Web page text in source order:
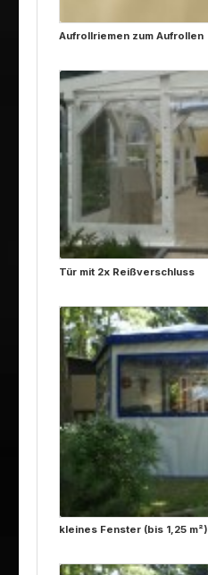
Aufrollriemen zum Aufrollen
Tür mit 2x Reißverschluss
kleines Fenster (bis 1,25 m²)